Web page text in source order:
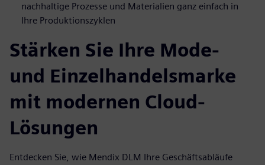
nachhaltige Prozesse und Materialien ganz einfach in
Ihre Produktionszyklen
Stärken Sie Ihre Mode-
und Einzelhandelsmarke
mit modernen Cloud-
Lösungen
Entdecken Sie, wie Mendix DLM Ihre Geschäftsabläufe